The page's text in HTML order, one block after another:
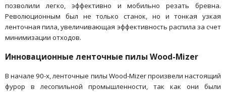
позволили легко, эффективно и мобильно резать бревна.
Революционным был не только станок, но и тонкая узкая
ленточная пила, увеличивающая эффективность распила за счет
минимизации отходов.
Инновационные ленточные пилы Wood-Mizer
В начале 90-х, ленточные пилы Wood-Mizer произвели настоящий
фурор в лесопильной промышленности, так как они были